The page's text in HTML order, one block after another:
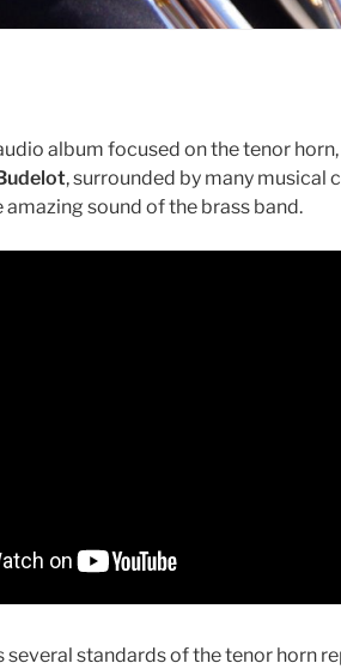
album focused on the tenor
, surrounded by many musical
sound of the brass band.
several standards of the tenor horn